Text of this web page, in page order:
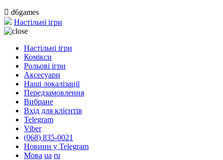
d6games
Настільні ігри
Настільні ігри
Комікси
Рольові ігри
Аксесуари
Наші локалізації
Передзамовлення
Вибране
Вхід для клієнтів
Telegram
Viber
(068) 835-0021
Новини у Telegram
Мова ua ru